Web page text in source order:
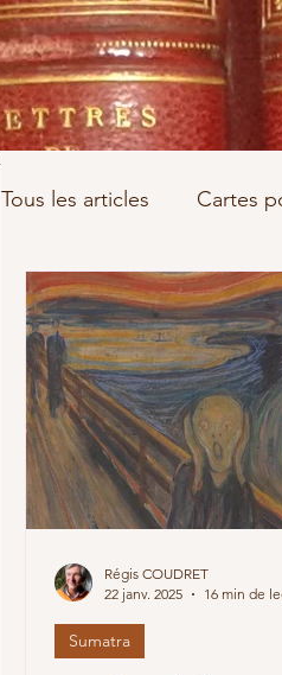
Tous les articles Cartes
Article de presse
Un métier Sumatra
Guillemin Huon de
La Guerre de 1870-1871
Sumatra
Régis COUDRET
22 janv. 2025
16 min de